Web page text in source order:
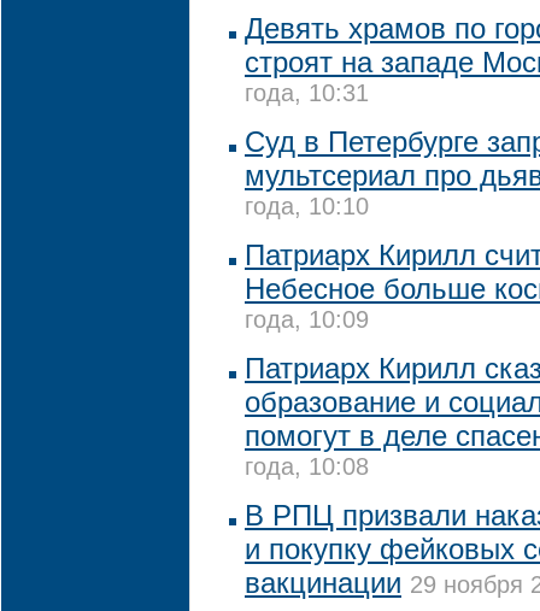
Девять храмов по
строят на западе
года, 10:31
Суд в Петербурге
мультсериал про
года, 10:10
Патриарх Кирилл
Небесное больше
года, 10:09
Патриарх Кирилл
образование и
помогут в деле
года, 10:08
В РПЦ призвали
и покупку фейковых
вакцинации 29 ноября